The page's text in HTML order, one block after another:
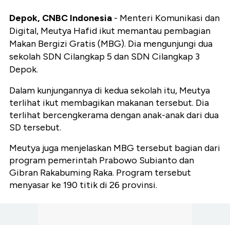
Depok, CNBC Indonesia - Menteri Komunikasi dan
Digital, Meutya Hafid ikut memantau pembagian
Makan Bergizi Gratis (MBG). Dia mengunjungi dua
sekolah SDN Cilangkap 5 dan SDN Cilangkap 3
Depok.
Dalam kunjungannya di kedua sekolah itu, Meutya
terlihat ikut membagikan makanan tersebut. Dia
terlihat bercengkerama dengan anak-anak dari dua
SD tersebut.
Meutya juga menjelaskan MBG tersebut bagian dari
program pemerintah Prabowo Subianto dan
Gibran Rakabuming Raka. Program tersebut
menyasar ke 190 titik di 26 provinsi.